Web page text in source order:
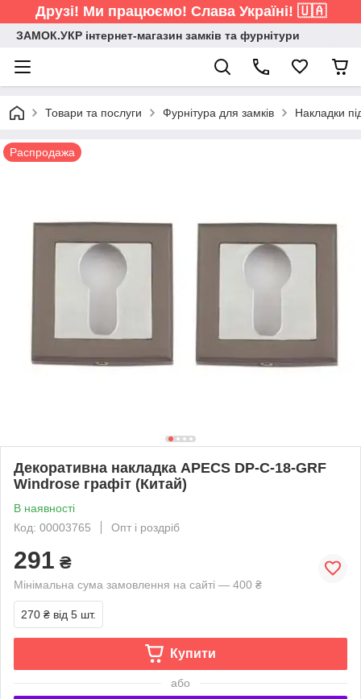
Друзі! Ми працюємо! Слава Україні! 🇺🇦
ЗАМОК.УКР інтернет-магазин замків та фурнітури
Товари та послуги Фурнітура для замків Накладки
Распродажа
Декоративна накладка APECS DP-C-18-GRF
Windrose графіт (Китай)
В наявності
Код: 00003765
Опт і роздріб
291 ₴
Мінімальна сума замовлення на сайті — 400 ₴
270 ₴ від 5 шт.
Купити
або